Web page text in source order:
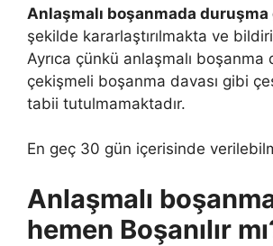
Anlaşmalı boşanmada duruşma
şekilde kararlaştırılmakta ve
Ayrıca çünkü anlaşmalı boşanma
çekişmeli boşanma davası gibi
tabii tutulmamaktadır.
En geç 30 gün içerisinde
Anlaşmalı
hemen Boşanılır